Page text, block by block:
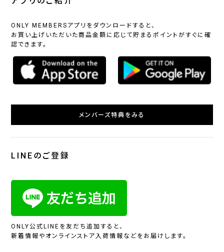
ONLY MEMBERSアプリをダウンロードすると、
お買い上げいただいた商品金額に応じて貯まるポイントがすぐに確
認できます。
メンバーズ特典をみる
LINEのご登録
ONLY公式LINEを友だち追加すると、
新着情報やオンラインストア入荷情報などをお届けします。